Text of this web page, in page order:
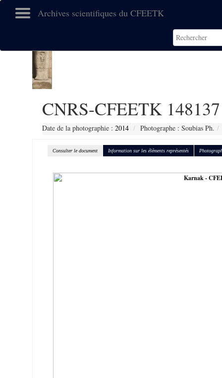
Archives scientifiques du CFEETK
CNRS-CFEETK 148137
Date de la photographie : 2014 Photographe : Soubias Ph.
Consulter le document Information sur les éléments représentés